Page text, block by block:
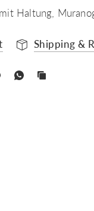
Haltung,
Shipping &